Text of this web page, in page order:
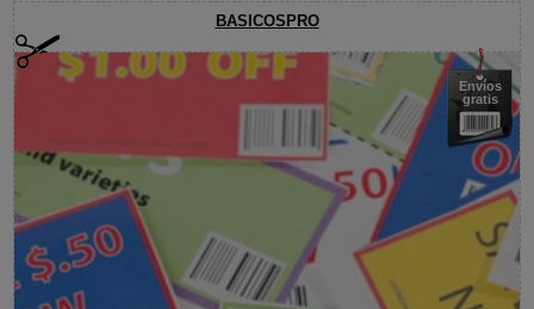
BASICOSPRO
Envíos
gratis